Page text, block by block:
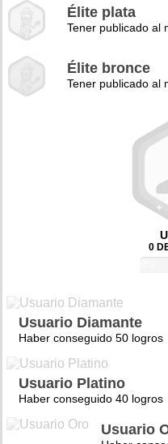
Élite plata
Tener publicado al
Élite bronce
Tener publicado al
0
Usuario Diamante
Haber conseguido 50 logros
Usuario Platino
Haber conseguido 40 logros
Usuario